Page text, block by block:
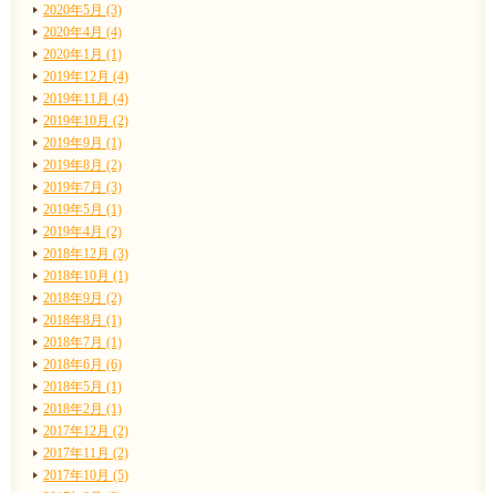
2020年5月 (3)
2020年4月 (4)
2020年1月 (1)
2019年12月 (4)
2019年11月 (4)
2019年10月 (2)
2019年9月 (1)
2019年8月 (2)
2019年7月 (3)
2019年5月 (1)
2019年4月 (2)
2018年12月 (3)
2018年10月 (1)
2018年9月 (2)
2018年8月 (1)
2018年7月 (1)
2018年6月 (6)
2018年5月 (1)
2018年2月 (1)
2017年12月 (2)
2017年11月 (2)
2017年10月 (5)